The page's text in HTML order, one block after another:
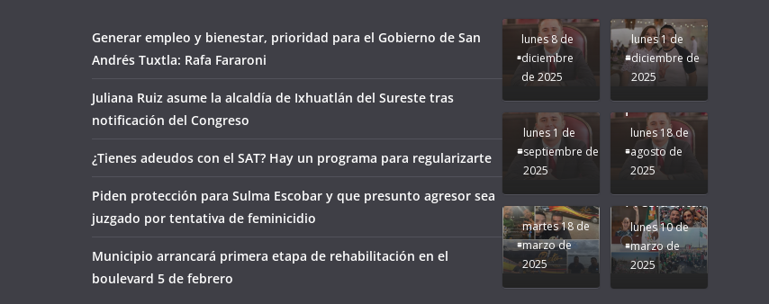
Generar empleo y bienestar, prioridad para el Gobierno de San
Andrés Tuxtla: Rafa Fararoni
Juliana Ruiz asume la alcaldía de Ixhuatlán del Sureste tras
notificación del Congreso
¿Tienes adeudos con el SAT? Hay un programa para regularizarte
Piden protección para Sulma Escobar y que presunto agresor sea
juzgado por tentativa de feminicidio
Municipio arrancará primera etapa de rehabilitación en el
boulevard 5 de febrero
lunes 8 de
diciembre
de 2025
lunes 1 de
diciembre de
2025
Seguimos la
Ruta que
Marca
Nuestra
Rocío Nahle.
lunes 1 de
septiembre de
2025
de moda;
San
Andrés
Tuxtla
presente.
lunes 18 de
agosto de
2025
Difamación
martes 18 de
marzo de
2025
Presidenta!
lunes 10 de
marzo de
2025